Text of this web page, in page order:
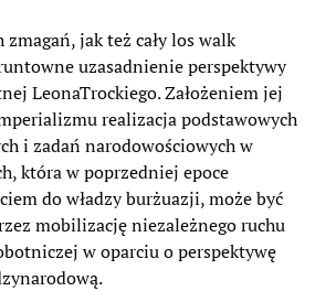
jak też cały los walk
uzasadnienie perspektywy
LeonaTrockiego. Założeniem jej
realizacja podstawowych
i zadań narodowościowych w
która w poprzedniej epoce
do władzy burżuazji, może być
mobilizację niezależnego ruchu
w oparciu o perspektywę